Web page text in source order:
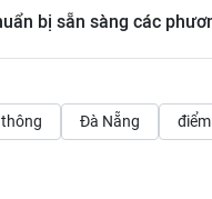
bị sẵn sàng các
Đà Nẵng